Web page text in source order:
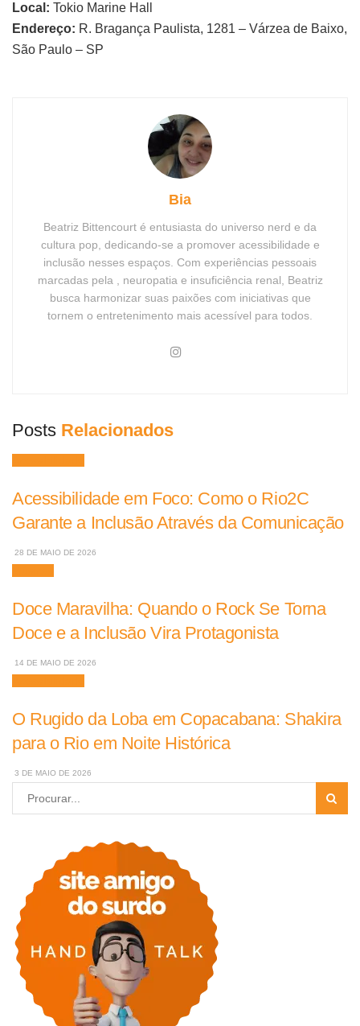
Local: Tokio Marine Hall
Endereço: R. Bragança Paulista, 1281 – Várzea de Baixo,
São Paulo – SP
Bia
Beatriz Bittencourt é entusiasta do universo nerd e da
cultura pop, dedicando-se a promover acessibilidade e
inclusão nesses espaços. Com experiências pessoais
marcadas pela , neuropatia e insuficiência renal, Beatriz
busca harmonizar suas paixões com iniciativas que
tornem o entretenimento mais acessível para todos.
Posts Relacionados
Acessibilidade em Foco: Como o Rio2C
Garante a Inclusão Através da Comunicação
28 DE MAIO DE 2026
Doce Maravilha: Quando o Rock Se Torna
Doce e a Inclusão Vira Protagonista
14 DE MAIO DE 2026
O Rugido da Loba em Copacabana: Shakira
para o Rio em Noite Histórica
3 DE MAIO DE 2026